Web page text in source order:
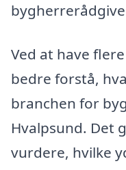
Ved at have
bedre forstå,
branchen for
Hvalpsund. Det
vurdere, hvilke